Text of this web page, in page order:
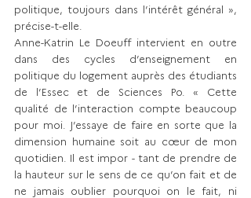
politique, toujours dans l’intérêt général »,
précise-t-elle.
Anne-Katrin Le Doeuff intervient en outre
dans des cycles d’enseignement en
politique du logement auprès des étudiants
de l’Essec et de Sciences Po. « Cette
qualité de l’interaction compte beaucoup
pour moi. J’essaye de faire en sorte que la
dimension humaine soit au cœur de mon
quotidien. Il est impor - tant de prendre de
la hauteur sur le sens de ce qu’on fait et de
ne jamais oublier pourquoi on le fait, ni